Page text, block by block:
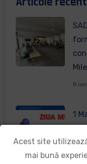
8
1
1
Acest site
mai bună